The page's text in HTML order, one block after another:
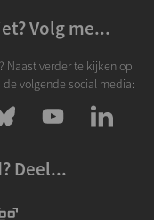
Volg me...
Naast verder te kijken op
volgende social media:
Deel...